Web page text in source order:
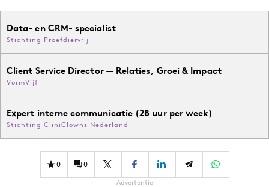
Data- en CRM- specialist
Stichting Proefdiervrij
Client Service Director — Relaties, Groei & Impact
VormVijf
Expert interne communicatie (28 uur per week)
Stichting CliniClowns Nederland
0 0
Advertentie